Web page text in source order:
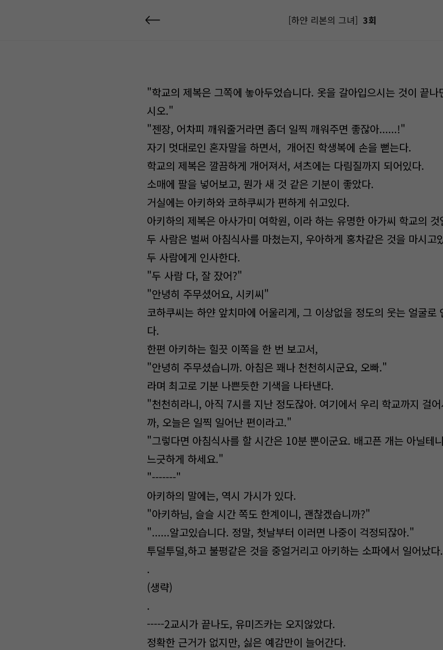
[하얀 리본의 그녀] 3회
"학교의 제복은 그쪽에 놓아두었습니다. 옷을 갈아입으시는 것이 끝나
시오."
"젠장, 어차피 깨워줄거라면 좀더 일찍 깨워주면 좋잖아......!"
자기 멋대로인 혼자말을 하면서, 개어진 학생복에 손을 뻗는다.
학교의 제복은 깔끔하게 개어져서, 셔츠에는 다림질까지 되어있다.
소매에 팔을 넣어보고, 뭔가 새 것 같은 기분이 좋았다.
거실에는 아키하와 코하쿠씨가 편하게 쉬고있다.
아키하의 제복은 아사가미 여학원, 이라 하는 유명한 아가씨 학교의
두 사람은 벌써 아침식사를 마쳤는지, 우아하게 홍차같은 것을 마시고
두 사람에게 인사한다.
"두 사람 다, 잘 잤어?"
"안녕히 주무셨어요, 시키씨"
코하쿠씨는 하얀 앞치마에 어울리게, 그 이상없을 정도의 웃는 얼굴로
다.
한편 아키하는 힐끗 이쪽을 한 번 보고서,
"안녕히 주무셨습니까. 아침은 꽤나 천천히시군요, 오빠."
라며 최고로 기분 나쁜듯한 기색을 나타낸다.
"천천히라니, 아직 7시를 지난 정도잖아. 여기에서 우리 학교까지 걸
까, 오늘은 일찍 일어난 편이라고."
"그렇다면 아침식사를 할 시간은 10분 뿐이군요. 배고픈 개는 아닐테
느긋하게 하세요."
"-------"
아키하의 말에는, 역시 가시가 있다.
"아키하님, 슬슬 시간 쪽도 한계이니, 괜찮겠습니까?"
"......알고있습니다. 정말, 첫날부터 이러면 나중이 걱정되잖아."
투덜투덜,하고 불평같은 것을 중얼거리고 아키하는 소파에서 일어났
.
(생략)
.
-----2교시가 끝나도, 유미즈카는 오지않았다.
정확한 근거가 없지만, 싫은 예감만이 늘어간다.